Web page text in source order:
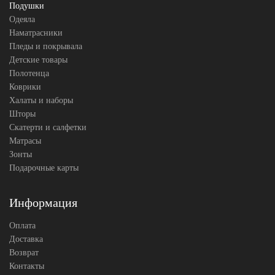
Подушки
Одеяла
Наматрасники
Пледы и покрывала
Детские товары
Полотенца
Коврики
Халаты и наборы
Шторы
Скатерти и салфетки
Матрасы
Зонты
Подарочные карты
Информация
Оплата
Доставка
Возврат
Контакты